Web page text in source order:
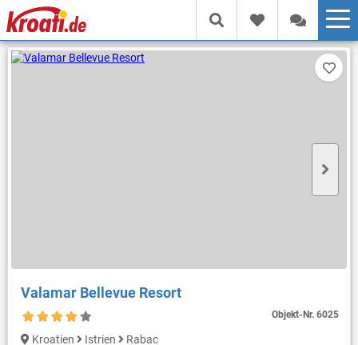
Valamar Bellevue Resort
Objekt-Nr.6025
Kroatien Istrien
Rabac